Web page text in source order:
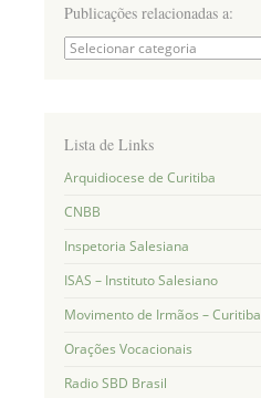
Publicações relacionadas a:
Publicações
relacionadas
Lista de Links
Arquidiocese de Curitiba
CNBB
Inspetoria Salesiana
ISAS – Instituto Salesiano
Movimento de Irmãos – Curitiba
Orações Vocacionais
Radio SBD Brasil